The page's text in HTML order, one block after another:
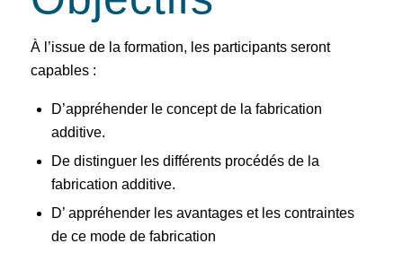
À l’issue de la formation, les participants seront
capables :
D’appréhender le concept de la fabrication
additive.
De distinguer les différents procédés de la
fabrication additive.
D’ appréhender les avantages et les contraintes
de ce mode de fabrication